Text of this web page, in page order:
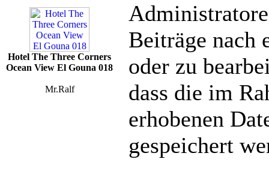
Hotel The Three Corners
Ocean View El Gouna 018
Mr.Ralf
Beiträge nach
oder zu
dass die im
erhobenen
gespeichert